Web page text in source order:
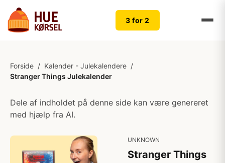
3 for 2
Forside / Kalender - Julekalendere /
Stranger Things Julekalender
Dele af indholdet på denne side kan være genereret
med hjælp fra AI.
UNKNOWN
Stranger Things